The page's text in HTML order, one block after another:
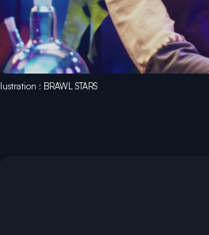
Illustration : BRAWL STARS